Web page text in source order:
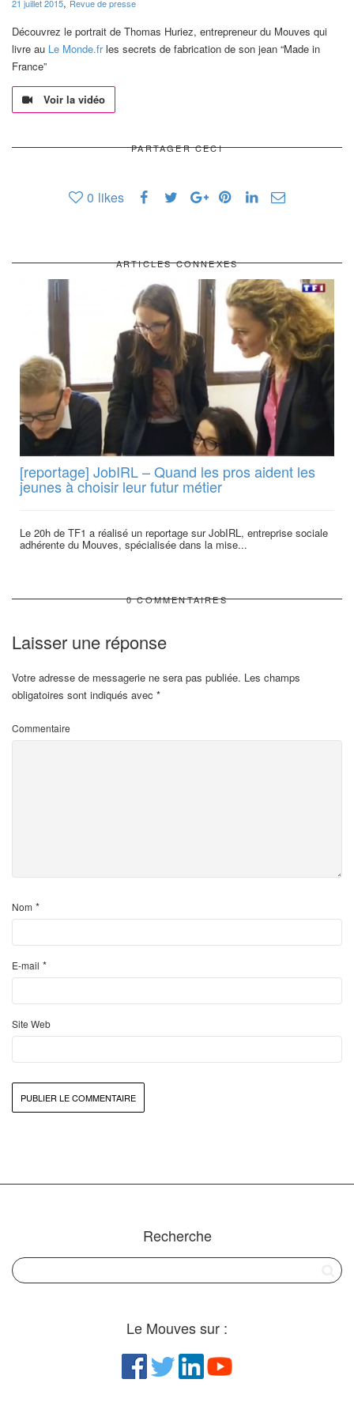
21 juillet 2015 Revue de presse
Découvrez le portrait de Thomas Huriez, entrepreneur du Mouves qui
livre au Le Monde.frles secrets de fabrication de son jean “Made in
France”
Voir la vidéo
PARTAGER CECI
0 likes
ARTICLES CONNEXES
[reportage] JobIRL – Quand les pros aident les
jeunes à choisir leur futur métier
Le 20h de TF1 a réalisé un reportage sur JobIRL, entreprise sociale
adhérente du Mouves, spécialisée dans la mise...
0 COMMENTAIRES
Laisser une réponse
Votre adresse de messagerie ne sera pas publiée. Les champs
obligatoires sont indiqués avec *
Commentaire
Nom *
E-mail *
Site Web
Recherche
Le Mouves sur :